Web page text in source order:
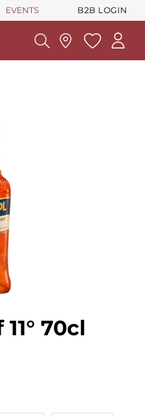
EVENTS B2B LOGIN
70cl